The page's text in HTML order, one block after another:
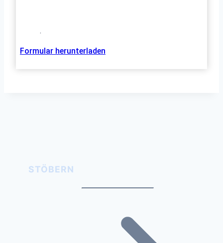
.
Formular herunterladen
STÖBERN